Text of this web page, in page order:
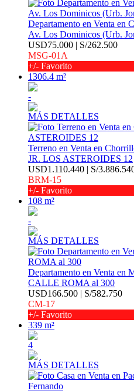
Departamento en Venta en
Av. Los Dominicos (Urb.
USD75.000 | S/262.500
MSG-01A
+/- Favorito
1306.4 m²
-
MÁS DETALLES
Terreno en Venta en
JR. LOS ASTEROIDES 12
USD1.110.440 | S/
BRM-15
+/- Favorito
108 m²
-
MÁS DETALLES
Departamento en Venta en
CALLE ROMA al 300
USD166.500 | S/582.750
CM-17
+/- Favorito
339 m²
4
MÁS DETALLES